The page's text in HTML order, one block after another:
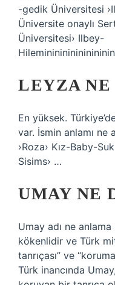
-gedik Üniversitesi
Üniversite onaylı
Üniversitesi› Ilbey-
LEYZA NE
En yüksek.
var. İsmin anlamı ne
›Roza› Kız-Baby-
Sisims› …
UMAY NE
Umay adı ne
kökenlidir ve Türk
tanrıçası” ve
Türk inancında